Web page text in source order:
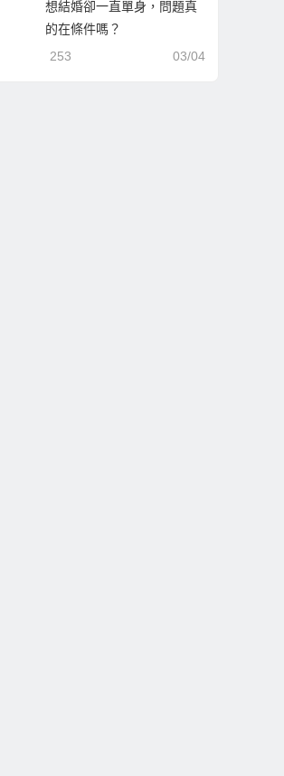
想結婚卻一直單身，問題真
的在條件嗎？
03/04
253